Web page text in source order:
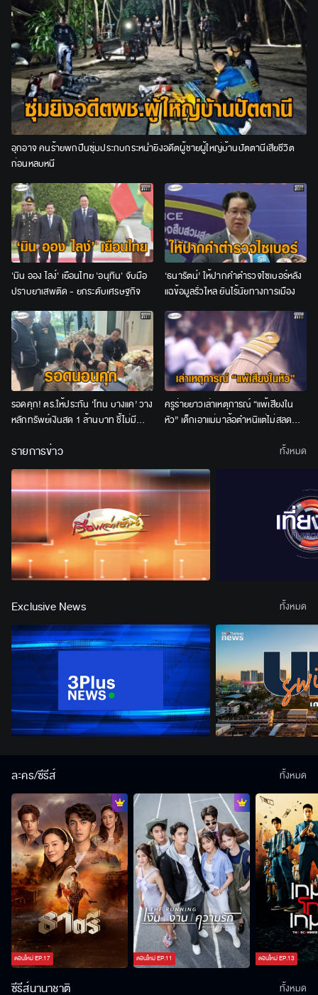
อุกอาจ คนร้ายพกปืนซุ่มประกบกระหน่ำยิงอดีตผู้ชายผู้ใหญ่บ้านปัตตานีเสียชีวิต
ก่อนหลบหนี
'มิน ออง ไลง์' เยือนไทย 'อนุทิน' จับมือ
ปราบยาเสพติด - ยกระดับเศรษฐกิจ
‘ธนารัตน์’ ให้ปากคำตำรวจไซเบอร์หลัง
แฉข้อมูลรั่วไหล ยันไร้นัยทางการเมือง
รอดคุก! ตร.ให้ประกัน ‘โทน บางแค’ วาง
หลักทรัพย์เงินสด 1 ล้านบาท ชี้ไม่มี
ครูร่ายยาวเล่าเหตุการณ์ “แพ้เสียงใน
หัว” เด็กเอาแม่มาล้อตำหนิแต่ไม่สลด
รายการข่าว ทั้งหมด
Exclusive News ทั้งหมด
ละคร/ซีรีส์
ตอนใหม่EP.17 ตอนใหม่EP.11 ตอนใหม่EP.13
ทั้งหมด
ซีรีส์นานาชาติ ทั้งหมด